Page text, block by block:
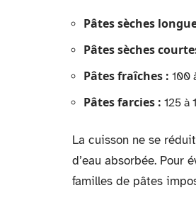
Pâtes sèches
Pâtes sèches
Pâtes fraîches : 100
Pâtes farcies : 125 à
La cuisson ne se
d’eau absorbée. Pour
familles de pâtes